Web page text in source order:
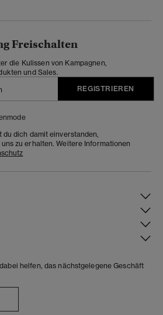
Freischalten
die Kulissen von Kampagnen,
und Sales.
REGISTRIEREN
dich damit einverstanden,
zu erhalten. Weitere Informationen
helfen, das nächstgelegene Geschäft